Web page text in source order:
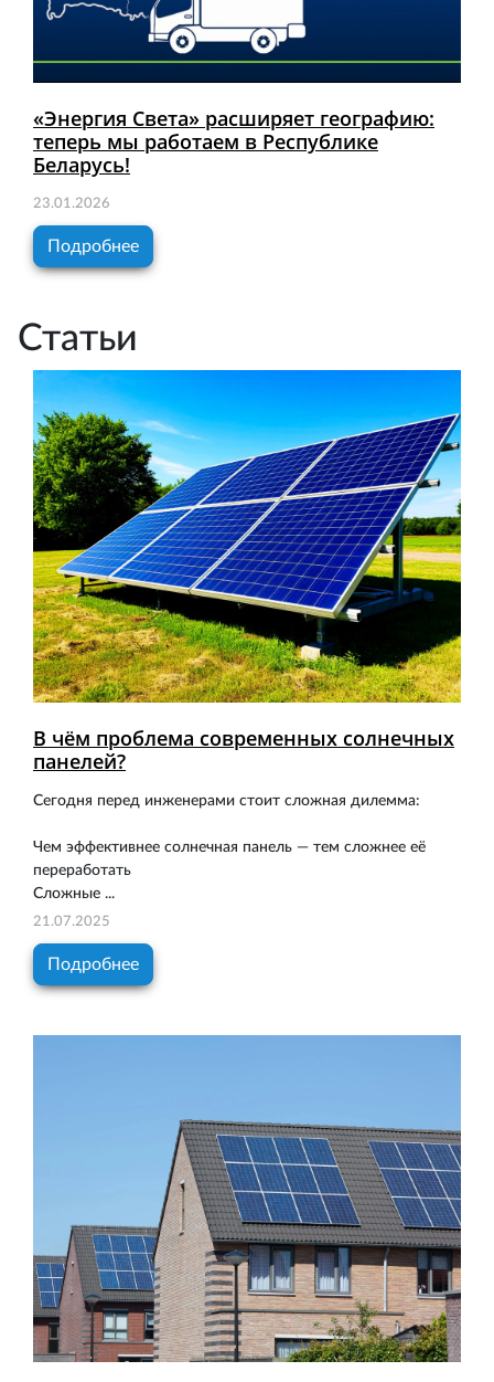
«Энергия Света» расширяет географию:
теперь мы работаем в Республике
Беларусь!
23.01.2026
Подробнее
Статьи
В чём проблема современных солнечных
панелей?
Сегодня перед инженерами стоит сложная дилемма:
Чем эффективнее солнечная панель — тем сложнее её
переработать
Сложные ...
21.07.2025
Подробнее